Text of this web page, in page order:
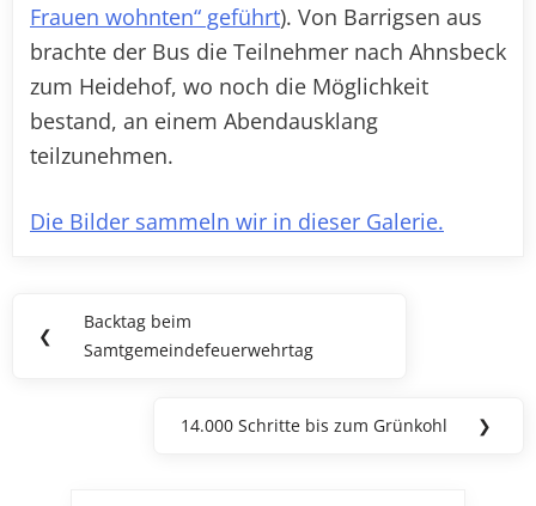
Frauen wohnten“ geführt). Von Barrigsen aus
brachte der Bus die Teilnehmer nach Ahnsbeck
zum Heidehof, wo noch die Möglichkeit
bestand, an einem Abendausklang
teilzunehmen.
Die Bilder sammeln wir in dieser Galerie.
Beitragsnavigation
❮
Previous
Post:
Backtag beim
Samtgemeindefeuerwehrtag
Next
14.000 Schritte bis zum Grünkohl ❯